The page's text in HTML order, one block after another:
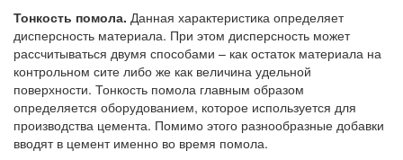
Тонкость помола. Данная характеристика определяет
дисперсность материала. При этом дисперсность может
рассчитываться двумя способами – как остаток материала на
контрольном сите либо же как величина удельной
поверхности. Тонкость помола главным образом
определяется оборудованием, которое используется для
производства цемента. Помимо этого разнообразные добавки
вводят в цемент именно во время помола.